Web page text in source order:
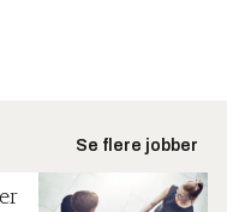
Se flere jobber